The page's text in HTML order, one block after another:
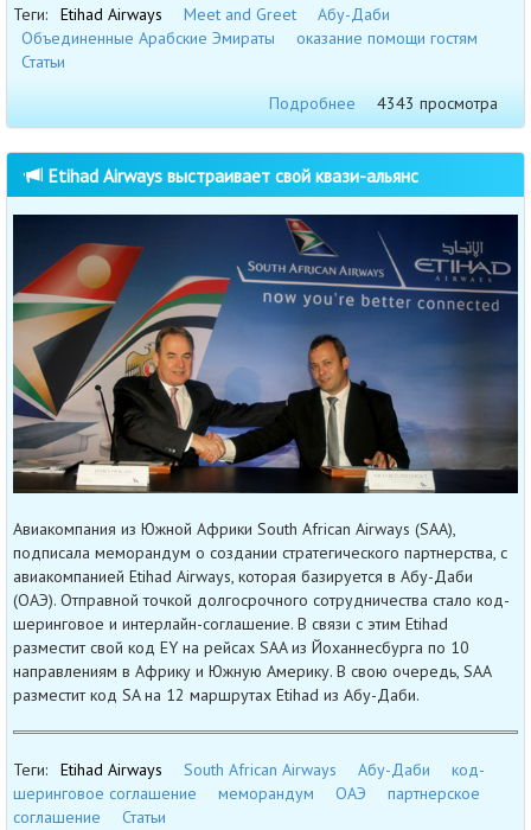
Теги: Etihad Airways Meet and Greet
Абу-Даби
Объединенные Арабские Эмираты
оказание помощи гостям
Статьи
Подробнее
4343 просмотра
Etihad Airways выстраивает свой квази-альянс
Авиакомпания из Южной Африки South African Airways (SAA),
подписала меморандум о создании стратегического партнерства, с
авиакомпанией Etihad Airways, которая базируется в Абу-Даби
(ОАЭ). Отправной точкой долгосрочного сотрудничества стало код-
шеринговое и интерлайн-соглашение. В связи с этим Etihad
разместит свой код EY на рейсах SAA из Йоханнесбурга по 10
направлениям в Африку и Южную Америку. В свою очередь, SAA
разместит код SA на 12 маршрутах Etihad из Абу-Даби.
Теги: Etihad Airways South African Airways Абу-Даби
код-
шеринговое соглашение
меморандум ОАЭ
партнерское
соглашение
Статьи